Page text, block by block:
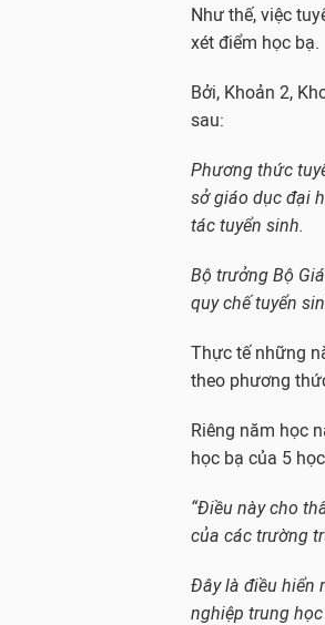
Như thế, việc
xét điểm học bạ.
Bởi, Khoản 2,
sau:
Phương thức
sở giáo dục đại
tác tuyển sinh.
Bộ trưởng Bộ
quy chế tuyển
Thực tế những
theo phương
Riêng năm học
học bạ của 5
“Điều này cho
của các trường
Đây là điều hiển
nghiệp trung